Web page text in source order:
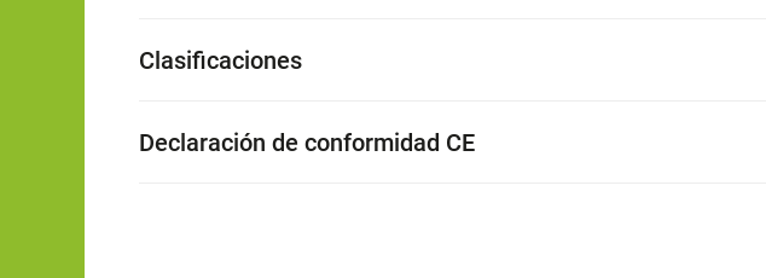
Clasificaciones
Declaración de conformidad CE